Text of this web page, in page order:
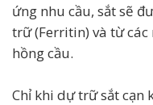
ứng nhu cầu, sắt sẽ
trữ (Ferritin) và từ
hồng cầu.
Chỉ khi dự trữ sắt cạn